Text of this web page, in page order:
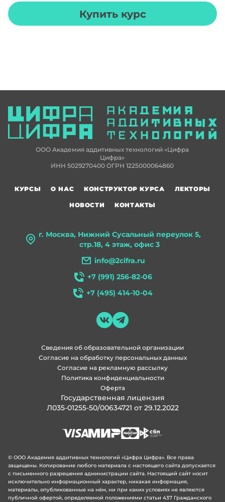
Купить курс
ООО Академия аддитивных технологий «Цифра
Цифра»
ИНН 5029270400 ОГРН 1225000064860
г. Москва, Нижний Сусальный переулок 5,
стр.18, 4 этаж, офис 3
info@2cifra.ru
+7 (991) 256-82-06
+7 (495) 414-10-04
КУРСЫ О НАС КОНСТРУКТОР КУРСА
ЛЕКТОРЫ
НОВОСТИ
КОНТАКТЫ
Политика конфиденциальности
Согласие на рекламную рассылку
Согласие на обработку персональных данных
Сведения об образовательной организации
Оферта
Государственная лицензия
Л035-01255-50/00634721 от 29.12.2022
© ООО Академия аддитивных технологий «Цифра Цифра». Все права
защищены. Копирование любого материала с настоящего сайта допускается
с письменного разрешения администрации сайта. Настоящий сайт носит
исключительно информационный характер, никакая информация,
материалы, опубликованные на нём, ни при каких условиях не являются
публичной офертой, определяемой положениями статьи 437 Гражданского